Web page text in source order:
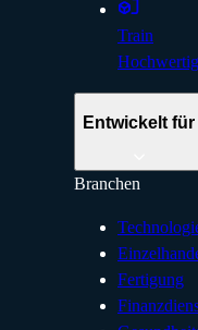
Train
Entwickelt für
Branchen
Fertigung